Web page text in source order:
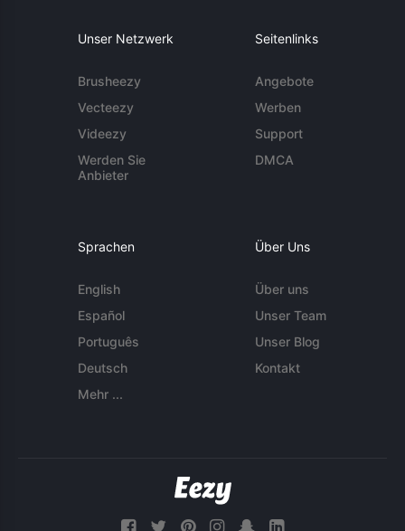
Unser Netzwerk
Brusheezy
Vecteezy
Videezy
Werden Sie
Anbieter
Seitenlinks
Angebote
Werben
Support
DMCA
Sprachen
English
Español
Português
Deutsch
Mehr ...
Über Uns
Über uns
Unser Team
Unser Blog
Kontakt